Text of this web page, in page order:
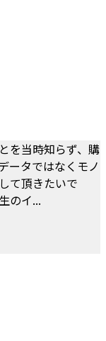
を当時知らず、購
ータではなくモノ
て頂きたいで
のイ...